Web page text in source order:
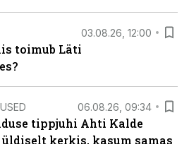
03.08.26, 12:00
toimub Läti
06.08.26, 09:34
tippjuhi Ahti Kalde
kerkis, kasum samas